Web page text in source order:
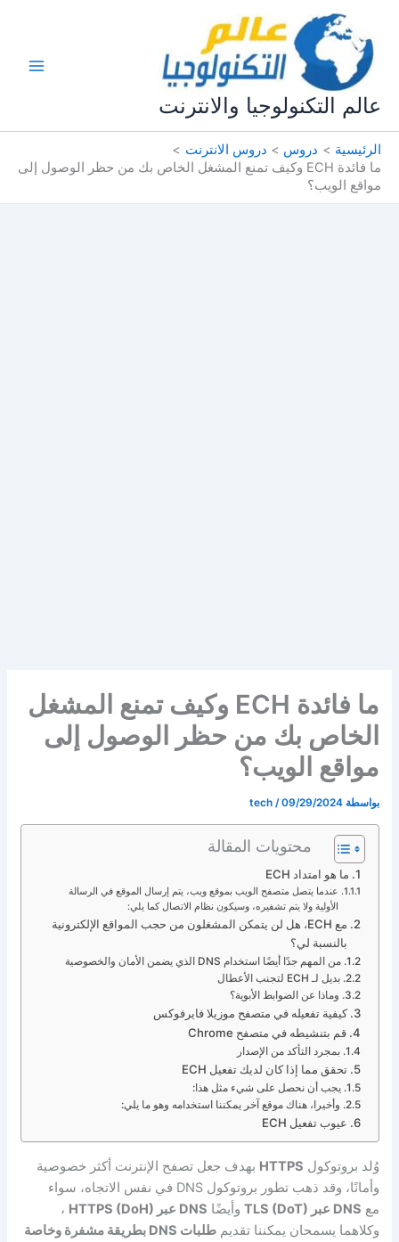
المحتوى
عالم التكنولوجيا والانترنت
الرئيسية دروس
دروس الانترنت
ما فائدة ECH وكيف تمنع المشغل الخاص بك من حظر الوصول إلى
مواقع الويب؟
ما فائدة ECH وكيف تمنع المشغل
الخاص بك من حظر الوصول إلى
مواقع الويب؟
بواسطة tech /09/29/2024
محتويات المقالة
ما هو امتداد ECH
عندما يتصل متصفح الويب بموقع ويب، يتم إرسال الموقع في الرسالة
الأولية ولا يتم تشفيره، وسيكون نظام الاتصال كما يلي:
مع ECH، هل لن يتمكن المشغلون من حجب المواقع الإلكترونية
بالنسبة لي؟
من المهم جدًا أيضًا استخدام DNS الذي يضمن الأمان والخصوصية
بديل لـ ECH لتجنب الأعطال
وماذا عن الضوابط الأبوية؟
كيفية تفعيله في متصفح موزيلا فايرفوكس
قم بتنشيطه في متصفح Chrome
بمجرد التأكد من الإصدار
تحقق مما إذا كان لديك تفعيل ECH
يجب أن نحصل على شيء مثل هذا:
وأخيرا، هناك موقع آخر يمكننا استخدامه وهو ما يلي:
عيوب تفعيل ECH
وُلد بروتوكول HTTPS بهدف جعل تصفح الإنترنت أكثر خصوصية
وأمانًا، وقد ذهب تطور بروتوكول DNS في نفس الاتجاه، سواء
مع DNS عبر TLS (DoT) وأيضًا DNS عبر HTTPS (DoH)
،
وكلاهما يسمحان يمكننا تقديم
طلبات DNS بطريقة مشفرة وخاصة